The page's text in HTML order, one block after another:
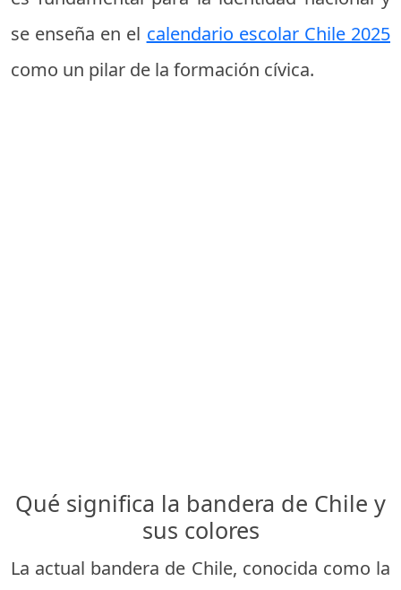
se enseña en el calendario escolar Chile 2025
como un pilar de la formación cívica.
Qué significa la bandera de Chile y
sus colores
La actual bandera de Chile, conocida como la